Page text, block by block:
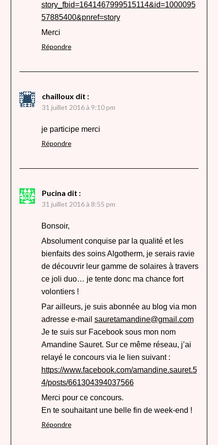
story_fbid=1641467999515114&id=1000095
57885400&pnref=story
Merci
Répondre
chailloux dit :
31 juillet 2016 à 9:10 pm
je participe merci
Répondre
Pucina dit :
31 juillet 2016 à 8:55 pm
Bonsoir,
Absolument conquise par la qualité et les
bienfaits des soins Algotherm, je serais ravie
de découvrir leur gamme de solaires à travers
ce joli duo… je tente donc ma chance fort
volontiers !
Par ailleurs, je suis abonnée au blog via mon
adresse e-mail sauretamandine@gmail.com
Je te suis sur Facebook sous mon nom
Amandine Sauret. Sur ce même réseau, j’ai
relayé le concours via le lien suivant :
https://www.facebook.com/amandine.sauret.5
4/posts/661304394037566
Merci pour ce concours.
En te souhaitant une belle fin de week-end !
Répondre